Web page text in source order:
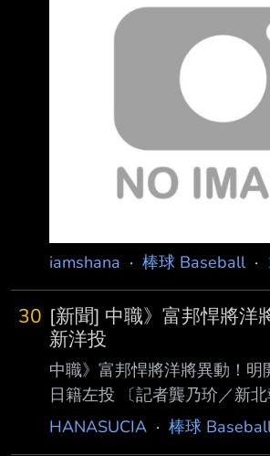
將註銷阿部雄大。對首度到海
說，對台灣的麥當勞印象 深
國的更好吃。 瑪帝斯在二軍
敗，投5.2局有高達7次四死球
1.59，最快球 速151公里。他
不錯，台灣天氣跟他的家鄉佛
「這是 我第一次到海外打球，
的。」 瑪帝斯透露在二軍吃
iamshana · 棒球 Baseball·
30 [新聞] 中職》富邦悍將洋
新洋投
中職》富邦悍將洋將異動！明
日籍左投 〔記者龔乃玠／新
總教練後藤光尊今天明言，洋
HANASUCIA · 棒球